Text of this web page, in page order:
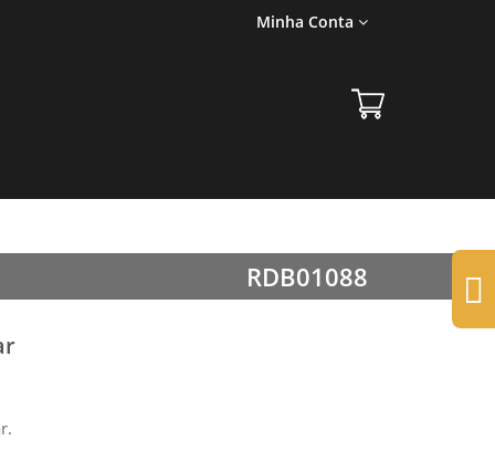
Minha Conta
RDB01088